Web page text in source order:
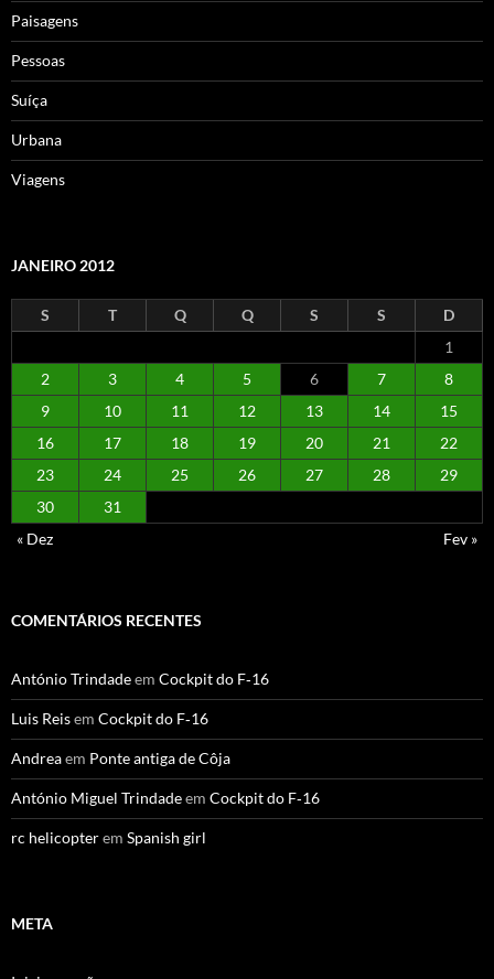
Paisagens
Pessoas
Suíça
Urbana
Viagens
JANEIRO 2012
S T Q Q S S
D
1
2
3 4 5 6 7
8
9
10 11 12 13 14
15
16
17 18 19 20 21
22
23
24 25 26 27 28
29
30
31
« Dez
Fev »
COMENTÁRIOS RECENTES
António Trindadeem Cockpit do F‑16
Luis Reisem Cockpit do F‑16
Andreaem Ponte antiga de Côja
António Miguel Trindadeem Cockpit do F‑16
rc helicopterem Spanish girl
META